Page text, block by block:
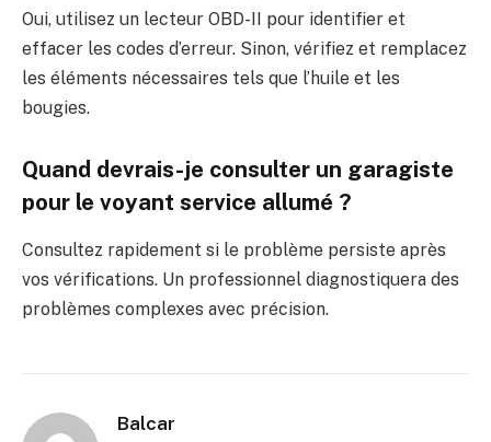
Oui, utilisez un lecteur OBD-II pour identifier et
effacer les codes d’erreur. Sinon, vérifiez et remplacez
les éléments nécessaires tels que l’huile et les
bougies.
Quand devrais-je consulter un garagiste
pour le voyant service allumé ?
Consultez rapidement si le problème persiste après
vos vérifications. Un professionnel diagnostiquera des
problèmes complexes avec précision.
Balcar